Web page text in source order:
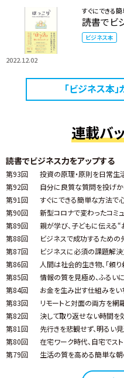
2022.12.02
すぐにできる
読書でビ
ビジネス本
「ビジネス本
連載バ
読書でビジネス力をアップする
第93回 投資の原理・原則を日常生
第92回
自分に良質な質問を投げか
第91回
すぐにできる簡単な方法で
第90回
新型コロナで変わったコミ
第89回
親が学び、子どもに伝える
第88回
ビジネスで成功するための
第87回
ビジネスに必須の課題解
第86回
人間は社会的生き物、「頼
第85回
情報の質を見極め、ふるい
第84回
お金を生み出す仕組みをい
第83回
リモートと対面の両方を網
第82回
決して取り返せない時間を
第81回
先行きを悲観せず、明るい
第80回
在宅ワーク時代、自宅でス
第79回
生活の質を高める簡単な朝